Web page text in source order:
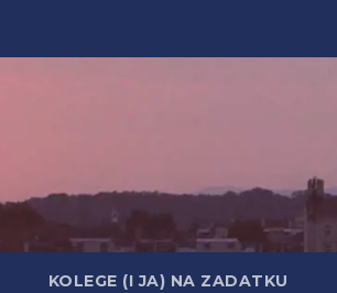
KOLEGE (I JA) NA ZADATKU